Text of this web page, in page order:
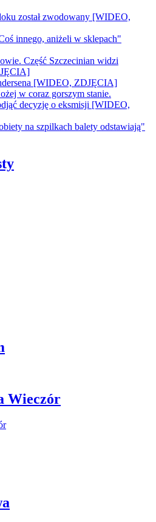
został zwodowany [WIDEO,
innego, aniżeli w sklepach"
Część Szczecinian widzi
[WIDEO, ZDJĘCIA]
w coraz gorszym stanie.
decyzję o eksmisji [WIDEO,
na szpilkach balety odstawiają"
Wieczór